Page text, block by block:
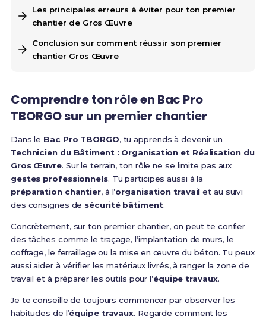
Les principales erreurs à éviter pour ton premier
chantier de Gros Œuvre
Conclusion sur comment réussir son premier
chantier Gros Œuvre
Comprendre ton rôle en Bac Pro
TBORGO sur un premier chantier
Dans le Bac Pro TBORGO, tu apprends à devenir un
Technicien du Bâtiment : Organisation et Réalisation du
Gros Œuvre. Sur le terrain, ton rôle ne se limite pas aux
gestes professionnels. Tu participes aussi à la
préparation chantier, à l’organisation travail et au suivi
des consignes de sécurité bâtiment.
Concrètement, sur ton premier chantier, on peut te confier
des tâches comme le traçage, l’implantation de murs, le
coffrage, le ferraillage ou la mise en œuvre du béton. Tu peux
aussi aider à vérifier les matériaux livrés, à ranger la zone de
travail et à préparer les outils pour l’équipe travaux.
Je te conseille de toujours commencer par observer les
habitudes de l’équipe travaux. Regarde comment les